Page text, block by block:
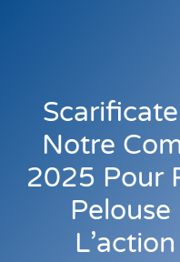
Notre
2025 Pour